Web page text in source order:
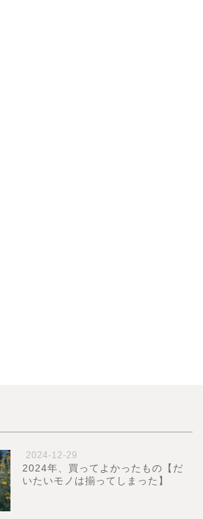
2024-12-29
2024年、買ってよかったもの【だ
いたいモノは揃ってしまった】